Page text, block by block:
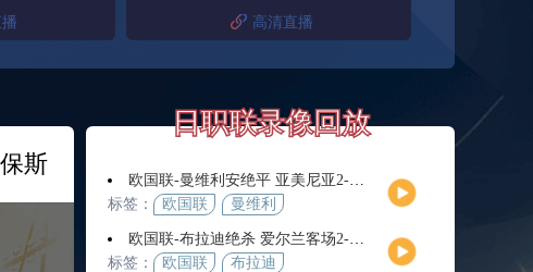
高清直播
斯
日职联录像回放
欧国联-曼维利安绝平 亚美尼亚2-2法罗群岛
标签：
欧国联
曼维利
欧国联-布拉迪绝杀 爱尔兰客场2-1逆转芬兰
标签：
欧国联 布拉迪